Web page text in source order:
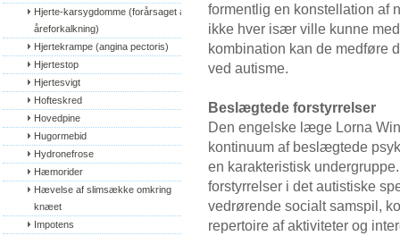
Hjerte-karsygdomme (forårsaget af
åreforkalkning)
Hjertekrampe (angina pectoris)
Hjertestop
Hjertesvigt
Hofteskred
Hovedpine
Hugormebid
Hydronefrose
Hæmorider
Hævelse af slimsække omkring
knæet
Impotens
formentlig en konstellation af
ikke hver især ville kunne
kombination kan de medføre
ved autisme.
Beslægtede forstyrrelser
Den engelske læge Lorna
kontinuum af beslægtede
en karakteristisk
forstyrrelser i det autistiske
vedrørende socialt samspil,
repertoire af aktiviteter og